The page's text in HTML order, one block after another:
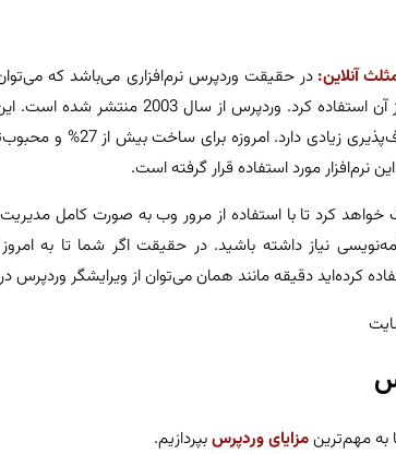
آنلاین: در حقیقت وردپرس نرم‌افزاری می‌باشد که
یا حتی ایجاد برنامه از آن استفاده کرد.
مدیریت محتوا انعطاف‌پذیری
نرم‌افزار مورد استفاده قرار گرفته است.
کرد تا با استفاده از مرور وب به صورت کامل مدیریت
نیاز داشته باشید. در حقیقت اگر شما تا به
کرده‌اید دقیقه مانند همان می‌توان از ویرایشگر وردپرس
به مهم‌ترینمزایای وردپرسبپردازیم.